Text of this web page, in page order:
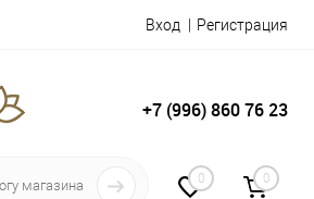
Вход Регистрация
+7 (996) 860 76 23
0 0